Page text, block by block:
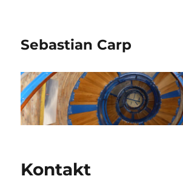
Sebastian Carp
Kontakt